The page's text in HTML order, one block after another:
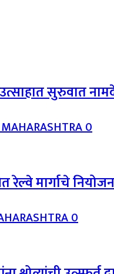
सुरुवात
0
रेल्वे मार्गाचे नियोजन
0